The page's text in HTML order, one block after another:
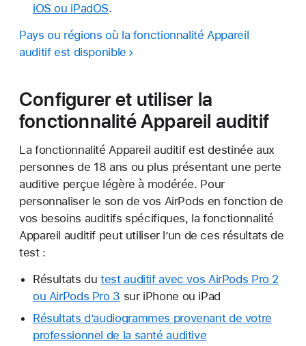
iOS ou iPadOS.
Pays ou régions où la fonctionnalité Appareil
auditif est disponible
Configurer et utiliser la
fonctionnalité Appareil auditif
La fonctionnalité Appareil auditif est destinée aux
personnes de 18 ans ou plus présentant une perte
auditive perçue légère à modérée. Pour
personnaliser le son de vos AirPods en fonction de
vos besoins auditifs spécifiques, la fonctionnalité
Appareil auditif peut utiliser l’un de ces résultats de
test :
Résultats dutest auditif avec vos AirPods Pro 2
ou AirPods Pro 3 sur iPhone ou iPad
Résultats d’audiogrammes provenant de votre
professionnel de la santé auditive